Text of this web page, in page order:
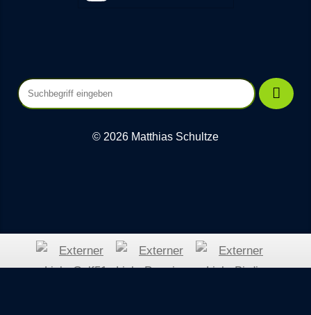
© 2026 Matthias Schultze